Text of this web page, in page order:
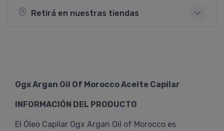
Retirá en nuestras tiendas
Ogx Argan Oil Of Morocco Aceite Capilar
INFORMACIÓN DEL PRODUCTO
El Óleo Capilar Ogx Argan Oil of Morocco es